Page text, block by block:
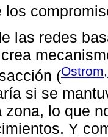
los
las redes
(
si se
zona, lo que
Y